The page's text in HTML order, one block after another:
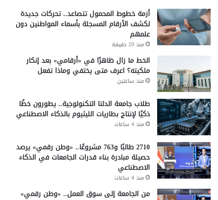
أزمة خطوط المحمول تتصاعد.. تحركات جديدة
لكشف الأرقام المسجلة بأسماء المواطنين دون
علمهم
منذ 20 دقيقة
الخط ما زال ظاهرًا في «أرقامي» بعد إنكار
ملكيته؟ اعرف متى يختفي وماذا تفعل
منذ ساعتين
طلاب جامعة الدلتا التكنولوجية.. يطورون خطًا
ذكيًا لإنتاج بطاريات الليثيوم بالذكاء الاصطناعي
منذ 4 ساعات
2710 طالبًا و763 مشروعًا.. «وطن رقمي» يرصد
حصيلة مبادرة بناء قدرات الجامعات في الذكاء
الاصطناعي
منذ 4 ساعات
من الجامعة إلى سوق العمل.. «وطن رقمي»